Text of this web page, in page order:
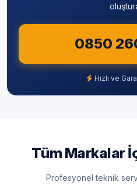
Şişli
Tuzla
Üsküdar
Zeytinburnu
0850
Hızlı ve
Tüm Markalar
Profesyonel teknik